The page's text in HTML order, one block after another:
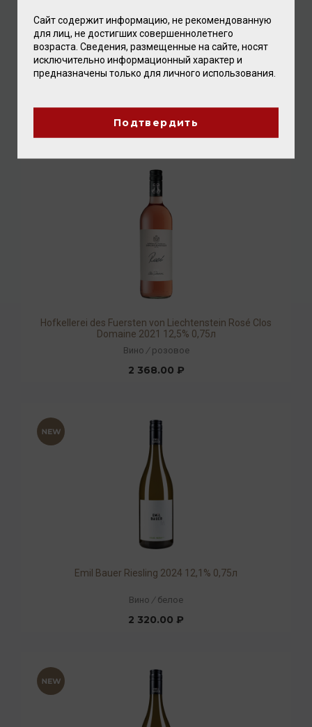
Hofkellerei des Fuersten von Liechtenstein Gruener
2 368.00 ₽
Hofkellerei des Fuersten von Liechtenstein Rosé Clos
Domaine 2021 12,5% 0,75л
Вино / розовое
2 368.00 ₽
Emil Bauer Riesling 2024 12,1% 0,75л
Вино / белое
2 320.00 ₽
Сайт содержит информацию, не рекомендованную
для лиц, не достигших совершеннолетнего
возраста. Сведения, размещенные на сайте, носят
исключительно информационный характер и
предназначены только для личного использования.
Подтвердить